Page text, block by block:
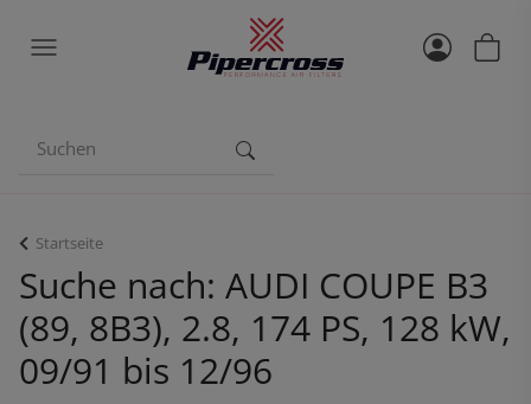
Startseite
Suche nach: AUDI COUPE B3
(89, 8B3), 2.8, 174 PS, 128 kW,
09/91 bis 12/96